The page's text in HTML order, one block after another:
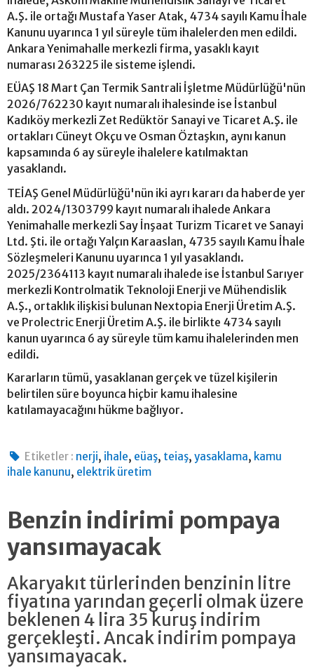
A.Ş. ile ortağı Mustafa Yaser Atak, 4734 sayılı Kamu İhale
Kanunu uyarınca 1 yıl süreyle tüm ihalelerden men edildi.
Ankara Yenimahalle merkezli firma, yasaklı kayıt
numarası 263225 ile sisteme işlendi.
EÜAŞ 18 Mart Çan Termik Santrali İşletme Müdürlüğü'nün
2026/762230 kayıt numaralı ihalesinde ise İstanbul
Kadıköy merkezli Zet Redüktör Sanayi ve Ticaret A.Ş. ile
ortakları Cüneyt Okçu ve Osman Öztaşkın, aynı kanun
kapsamında 6 ay süreyle ihalelere katılmaktan
yasaklandı.
TEİAŞ Genel Müdürlüğü'nün iki ayrı kararı da haberde yer
aldı. 2024/1303799 kayıt numaralı ihalede Ankara
Yenimahalle merkezli Say İnşaat Turizm Ticaret ve Sanayi
Ltd. Şti. ile ortağı Yalçın Karaaslan, 4735 sayılı Kamu İhale
Sözleşmeleri Kanunu uyarınca 1 yıl yasaklandı.
2025/2364113 kayıt numaralı ihalede ise İstanbul Sarıyer
merkezli Kontrolmatik Teknoloji Enerji ve Mühendislik
A.Ş., ortaklık ilişkisi bulunan Nextopia Enerji Üretim A.Ş.
ve Prolectric Enerji Üretim A.Ş. ile birlikte 4734 sayılı
kanun uyarınca 6 ay süreyle tüm kamu ihalelerinden men
edildi.
Kararların tümü, yasaklanan gerçek ve tüzel kişilerin
belirtilen süre boyunca hiçbir kamu ihalesine
katılamayacağını hükme bağlıyor.
Etiketler : nerji, ihale, eüaş, teiaş,yasaklama, kamu
ihale kanunu, elektrik üretim
Benzin indirimi pompaya
yansımayacak
Akaryakıt türlerinden benzinin litre
fiyatına yarından geçerli olmak üzere
beklenen 4 lira 35 kuruş indirim
gerçekleşti. Ancak indirim pompaya
yansımayacak.